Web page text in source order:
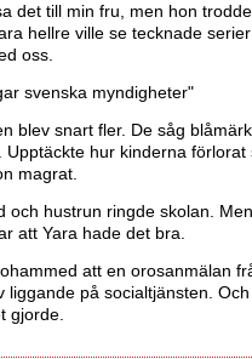
det till min fru, men hon
hellre ville se tecknade
oss.
svenska myndigheter"
blev snart fler. De såg
Upptäckte hur kinderna förlorat
magrat.
och hustrun ringde skolan. Men
att Yara hade det bra.
att en orosanmälan
liggande på socialtjänsten.
gjorde.